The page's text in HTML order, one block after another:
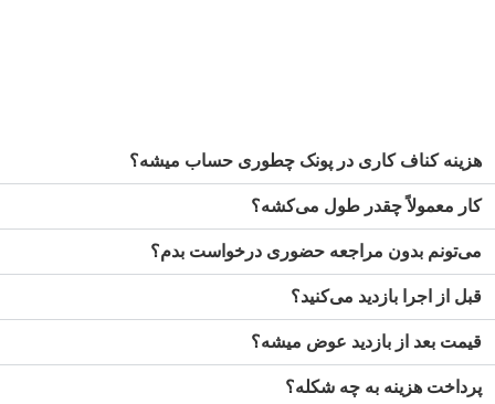
هزینه کناف کاری در پونک چطوری حساب میشه؟
کار معمولاً چقدر طول می‌کشه؟
می‌تونم بدون مراجعه حضوری درخواست بدم؟
قبل از اجرا بازدید می‌کنید؟
قیمت بعد از بازدید عوض میشه؟
پرداخت هزینه به چه شکله؟